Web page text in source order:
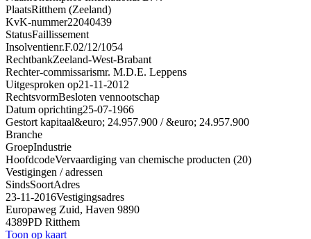
PlaatsRitthem (Zeeland)
KvK-nummer22040439
StatusFaillissement
Insolventienr.F.02/12/1054
RechtbankZeeland-West-Brabant
Rechter-commissarismr. M.D.E. Leppens
Uitgesproken op21-11-2012
RechtsvormBesloten vennootschap
Datum oprichting25-07-1966
Gestort kapitaal&euro; 24.957.900 / &euro; 24.957.900
Branche
GroepIndustrie
HoofdcodeVervaardiging van chemische producten (20)
Vestigingen / adressen
SindsSoortAdres
23-11-2016Vestigingsadres
Europaweg Zuid, Haven 9890
4389PD Ritthem
Toon op kaart